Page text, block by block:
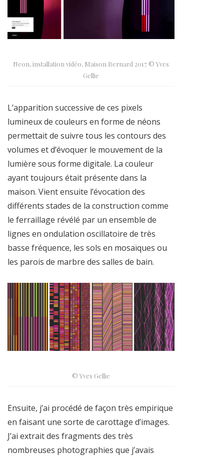
Neon, installation vidéo, Maison Bernard 2017 © Yves
Gellie
L’apparition successive de ces pixels
lumineux de couleurs en forme de néons
permettait de suivre tous les contours des
volumes et d’évoquer le mouvement de la
lumière sous forme digitale. La couleur
ayant toujours était présente dans la
maison. Vient ensuite l’évocation des
différents stades de la construction comme
le ferraillage révélé par un ensemble de
lignes en ondulation oscillatoire de très
basse fréquence, les sols en mosaïques ou
les parois de marbre des salles de bain.
© Yves Gellie
Ensuite, j’ai procédé de façon très empirique
en faisant une sorte de carottage d’images.
J’ai extrait des fragments des très
nombreuses photographies que j’avais